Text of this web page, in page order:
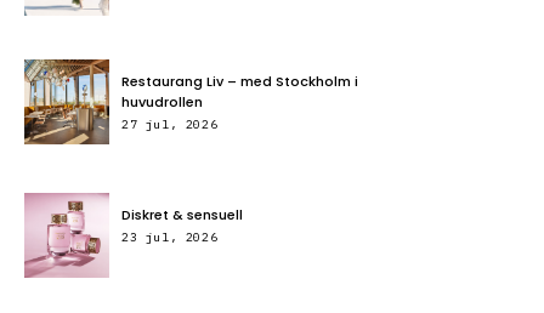
Restaurang Liv – med Stockholm i
huvudrollen
27 jul, 2026
Diskret & sensuell
23 jul, 2026